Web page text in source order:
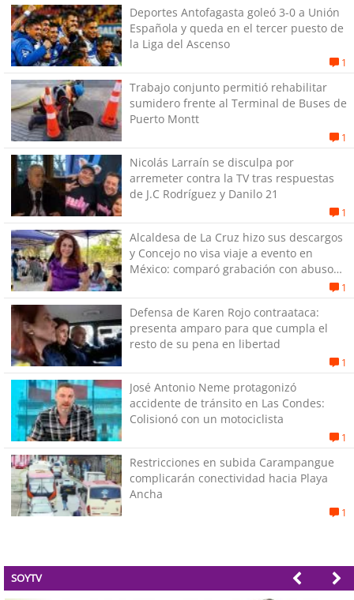
Deportes Antofagasta goleó 3-0 a Unión
Española y queda en el tercer puesto de
la Liga del Ascenso
1
Trabajo conjunto permitió rehabilitar
sumidero frente al Terminal de Buses de
Puerto Montt
1
Nicolás Larraín se disculpa por
arremeter contra la TV tras respuestas
de J.C Rodríguez y Danilo 21
1
Alcaldesa de La Cruz hizo sus descargos
y Concejo no visa viaje a evento en
México: comparó grabación con abuso
1
Defensa de Karen Rojo contraataca:
presenta amparo para que cumpla el
resto de su pena en libertad
1
José Antonio Neme protagonizó
accidente de tránsito en Las Condes:
Colisionó con un motociclista
1
Restricciones en subida Carampangue
complicarán conectividad hacia Playa
Ancha
1
SOYTV